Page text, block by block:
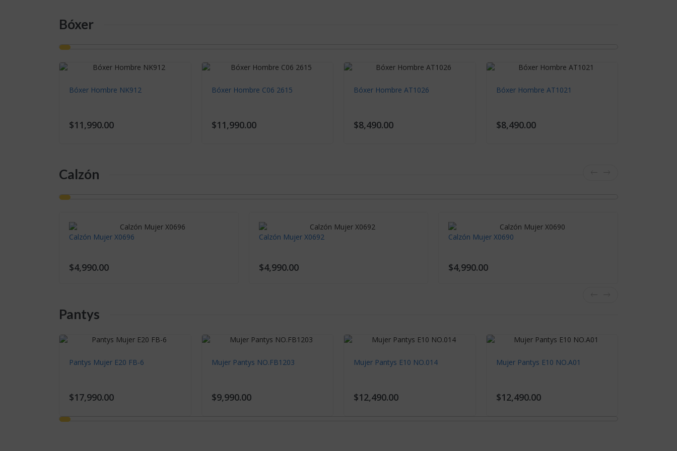
Bóxer
Bóxer Hombre NK912
$11,990.00
Bóxer Hombre C06 2615
$11,990.00
Bóxer Hombre AT1026
$8,490.00
Bóxer Hombre AT1021
$8,490.00
Calzón
Calzón Mujer X0696
$4,990.00
Calzón Mujer X0692
$4,990.00
Calzón Mujer X0690
$4,990.00
Pantys
Pantys Mujer E20 FB-6
$17,990.00
Mujer Pantys NO.FB1203
$9,990.00
Mujer Pantys E10 NO.014
$12,490.00
Mujer Pantys E10 NO.A01
$12,490.00